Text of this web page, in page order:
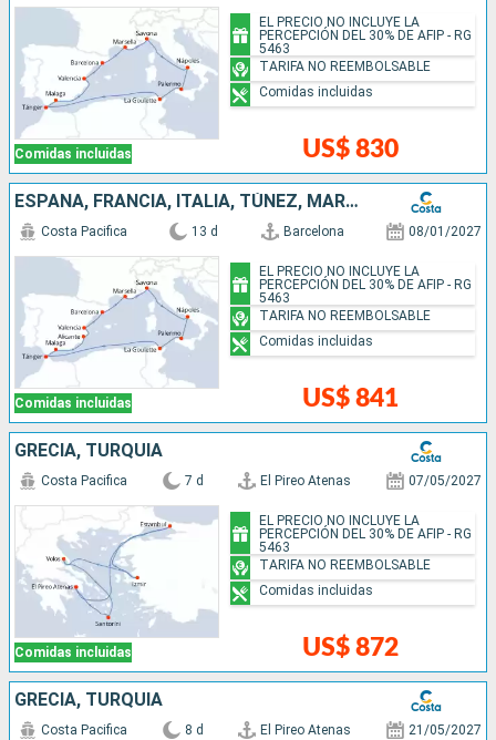
Comidas incluidas US$ 830
EL PRECIO NO INCLUYE LA
PERCEPCIÓN DEL 30% DE AFIP - RG
5463
TARIFA NO REEMBOLSABLE
Comidas incluidas
ESPAÑA, FRANCIA, ITALIA, TÚNEZ, MARRUECOS
Comidas incluidas
Costa Pacifica 13 d Barcelona 08/01/2027
US$ 841
EL PRECIO NO INCLUYE LA
PERCEPCIÓN DEL 30% DE AFIP - RG
5463
TARIFA NO REEMBOLSABLE
Comidas incluidas
GRECIA, TURQUÍA
Comidas incluidas
Costa Pacifica 7 d El Pireo Atenas 07/05/2027
US$ 872
EL PRECIO NO INCLUYE LA
PERCEPCIÓN DEL 30% DE AFIP - RG
5463
TARIFA NO REEMBOLSABLE
Comidas incluidas
GRECIA, TURQUÍA
Costa Pacifica 8 d El Pireo Atenas 21/05/2027